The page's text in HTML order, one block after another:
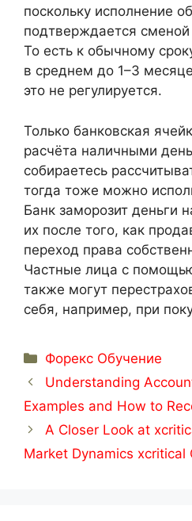
поскольку исполнение
подтверждается сменой
То есть к обычному
в среднем до 1–3
это не регулируется.
Только банковская
расчёта наличными
собираетесь
тогда тоже можно
Банк заморозит деньги
их после того, как
переход права
Частные лица с
также могут
себя, например, при
Categorías
Форекс Обучение
Understanding
Examples and How to
A Closer Look at
Market Dynamics xcritical